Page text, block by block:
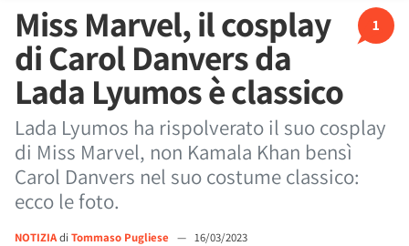
1
Miss Marvel, il cosplay
di Carol Danvers da
Lada Lyumos è classico
Lada Lyumos ha rispolverato il suo cosplay
di Miss Marvel, non Kamala Khan bensì
Carol Danvers nel suo costume classico:
ecco le foto.
NOTIZIAdi Tommaso Pugliese — 16/03/2023